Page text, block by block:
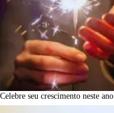
Celebre seu crescimento neste ano.